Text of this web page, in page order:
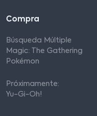
Compra
Búsqueda Múltiple
Magic: The Gathering
Pokémon
Próximamente:
Yu-Gi-Oh!